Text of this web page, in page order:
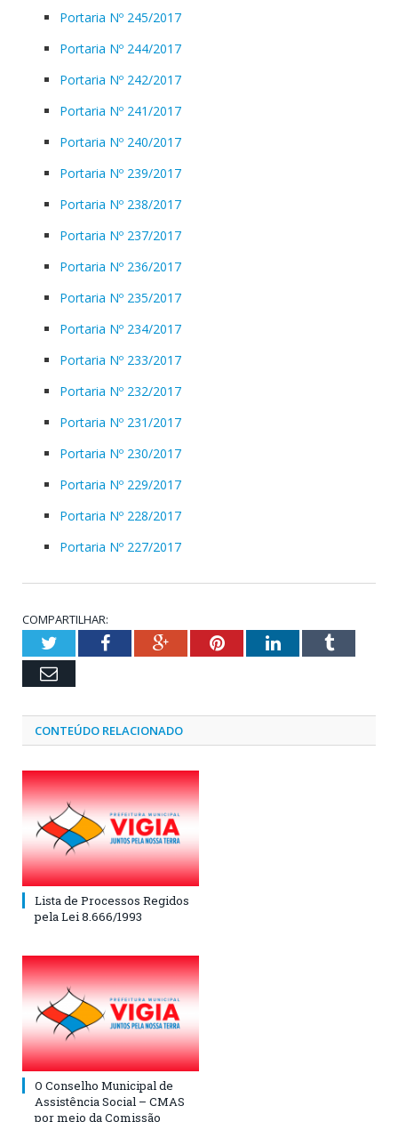
Portaria Nº 245/2017
Portaria Nº 244/2017
Portaria Nº 242/2017
Portaria Nº 241/2017
Portaria Nº 240/2017
Portaria Nº 239/2017
Portaria Nº 238/2017
Portaria Nº 237/2017
Portaria Nº 236/2017
Portaria Nº 235/2017
Portaria Nº 234/2017
Portaria Nº 233/2017
Portaria Nº 232/2017
Portaria Nº 231/2017
Portaria Nº 230/2017
Portaria Nº 229/2017
Portaria Nº 228/2017
Portaria Nº 227/2017
COMPARTILHAR:
TwitterFacebookGoogle+PinterestLinkedInTumblr
Email
CONTEÚDO RELACIONADO
Lista de Processos Regidos
pela Lei 8.666/1993
O Conselho Municipal de
Assistência Social – CMAS
por meio da Comissão